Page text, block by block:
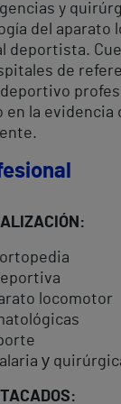
y
del aparato
deportista.
de
en la evidencia
ortopedia
locomotor
у